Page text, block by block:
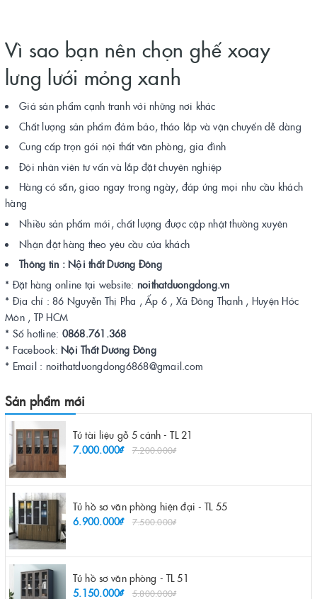
Vì sao bạn nên chọn ghế xoay
lưng lưới mỏng xanh
Giá sản phẩm cạnh tranh với những nơi khác
Chất lượng sản phẩm đảm bảo, tháo lắp và vận chuyển dễ dàng
Cung cấp trọn gói nội thất văn phòng, gia đình
Đội nhân viên tư vấn và lắp đặt chuyên nghiệp
Hàng có sẵn, giao ngay trong ngày, đáp ứng mọi nhu cầu khách
hàng
Nhiều sản phẩm mới, chất lượng được cập nhật thường xuyên
Nhận đặt hàng theo yêu cầu của khách
Thông tin : Nội thất Dương Đông
* Đặt hàng online tại website: noithatduongdong.vn
* Địa chỉ : 86 Nguyễn Thị Pha , Ấp 6 , Xã Đông Thạnh , Huyện Hóc
Môn , TP HCM
* Số hotline: 0868.761.368
* Facebook: Nội Thất Dương Đông
* Email : noithatduongdong6868@gmail.com
Sản phẩm mới
Tủ tài liệu gỗ 5 cánh - TL 21
7.000.000₫
7.200.000₫
Tủ hồ sơ văn phòng hiện đại - TL 55
6.900.000₫
7.500.000₫
Tủ hồ sơ văn phòng - TL 51
5.150.000₫
5.800.000₫